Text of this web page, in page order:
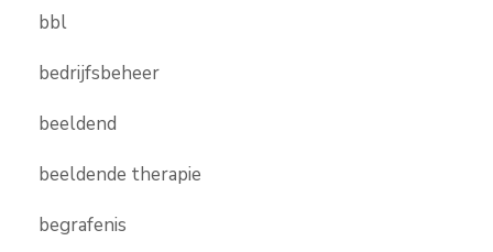
bbl
bedrijfsbeheer
beeldend
beeldende therapie
begrafenis